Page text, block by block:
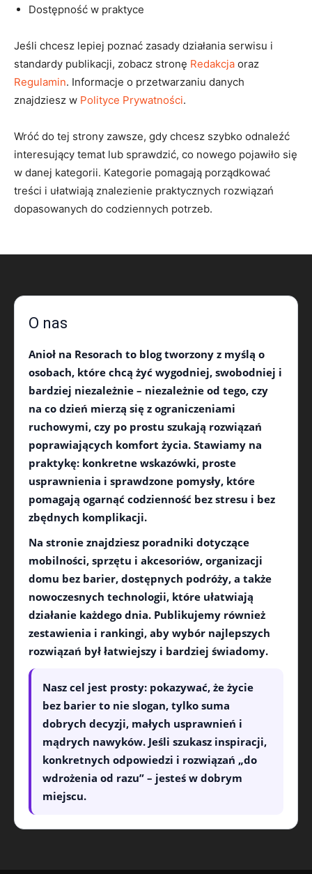
Dostępność w praktyce
Jeśli chcesz lepiej poznać zasady działania serwisu i
standardy publikacji, zobacz stronę Redakcja oraz
Regulamin. Informacje o przetwarzaniu danych
znajdziesz w Polityce Prywatności.
Wróć do tej strony zawsze, gdy chcesz szybko odnaleźć
interesujący temat lub sprawdzić, co nowego pojawiło się
w danej kategorii. Kategorie pomagają porządkować
treści i ułatwiają znalezienie praktycznych rozwiązań
dopasowanych do codziennych potrzeb.
O nas
Anioł na Resorach to blog tworzony z myślą o
osobach, które chcą żyć wygodniej, swobodniej i
bardziej niezależnie – niezależnie od tego, czy
na co dzień mierzą się z ograniczeniami
ruchowymi, czy po prostu szukają rozwiązań
poprawiających komfort życia. Stawiamy na
praktykę: konkretne wskazówki, proste
usprawnienia i sprawdzone pomysły, które
pomagają ogarnąć codzienność bez stresu i bez
zbędnych komplikacji.
Na stronie znajdziesz poradniki dotyczące
mobilności, sprzętu i akcesoriów, organizacji
domu bez barier, dostępnych podróży, a także
nowoczesnych technologii, które ułatwiają
działanie każdego dnia. Publikujemy również
zestawienia i rankingi, aby wybór najlepszych
rozwiązań był łatwiejszy i bardziej świadomy.
Nasz cel jest prosty: pokazywać, że życie
bez barier to nie slogan, tylko suma
dobrych decyzji, małych usprawnień i
mądrych nawyków. Jeśli szukasz inspiracji,
konkretnych odpowiedzi i rozwiązań „do
wdrożenia od razu” – jesteś w dobrym
miejscu.